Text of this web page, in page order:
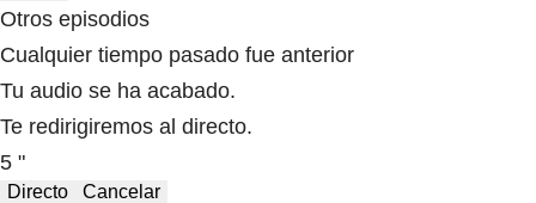
Otros episodios
Cualquier tiempo pasado fue anterior
Tu audio se ha acabado.
Te redirigiremos al directo.
5 "
Directo
Cancelar